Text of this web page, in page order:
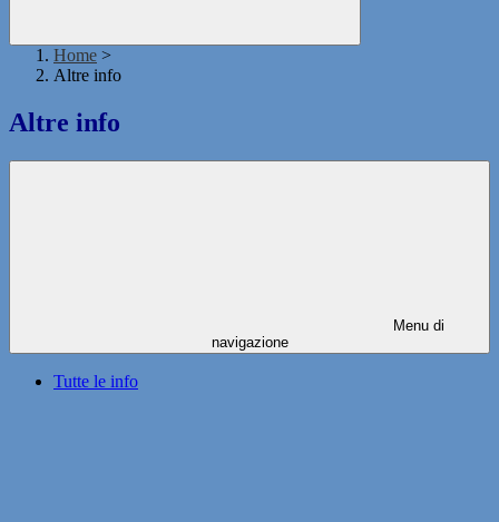
Home >
Altre info
Altre info
Menu di
navigazione
Tutte le info